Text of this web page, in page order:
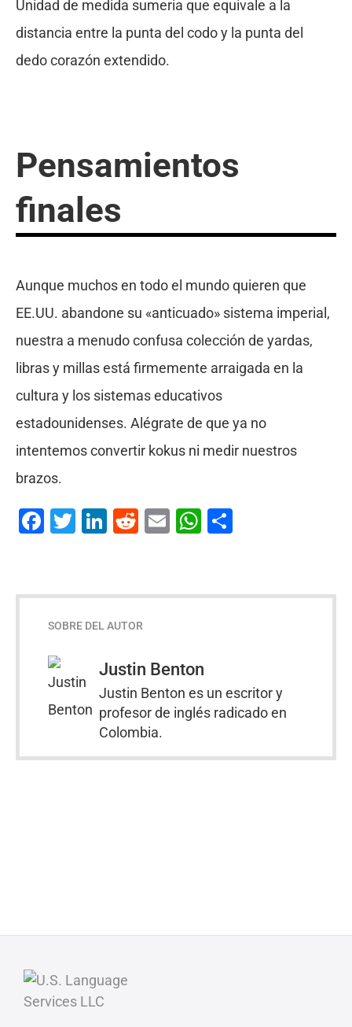
Unidad de medida sumeria que equivale a la
distancia entre la punta del codo y la punta del
dedo corazón extendido.
Pensamientos
finales
Aunque muchos en todo el mundo quieren que
EE.UU. abandone su «anticuado» sistema imperial,
nuestra a menudo confusa colección de yardas,
libras y millas está firmemente arraigada en la
cultura y los sistemas educativos
estadounidenses. Alégrate de que ya no
intentemos convertir kokus ni medir nuestros
brazos.
Facebook
Twitter
LinkedIn
Reddit
EmailWhatsApp
SOBRE DEL AUTOR
Justin Benton
Justin Benton es un escritor y
profesor de inglés radicado en
Colombia.